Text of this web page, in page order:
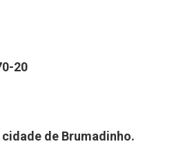
20
de Brumadinho.